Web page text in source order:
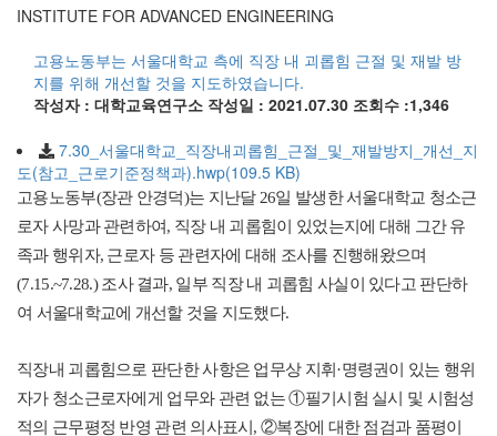
INSTITUTE FOR ADVANCED ENGINEERING
고용노동부는 서울대학교 측에 직장 내 괴롭힘 근절 및 재발 방
지를 위해 개선할 것을 지도하였습니다.
작성자 : 대학교육연구소 작성일 : 2021.07.30 조회수 :1,346
7.30_서울대학교_직장내괴롭힘_근절_및_재발방지_개선_지
도(참고_근로기준정책과).hwp(109.5 KB)
고용노동부(장관 안경덕)는 지난달 26일 발생한 서울대학교 청소근
로자 사망과 관련하여, 직장 내 괴롭힘이 있었는지에 대해 그간 유
족과 행위자, 근로자 등 관련자에 대해 조사를 진행해왔으며
(7.15.~7.28.) 조사 결과, 일부 직장 내 괴롭힘 사실이 있다고 판단하
여 서울대학교에 개선할 것을 지도했다.
직장내 괴롭힘으로 판단한 사항은 업무상 지휘·명령권이 있는 행위
자가 청소근로자에게 업무와 관련 없는 ①필기시험 실시 및 시험성
적의 근무평정 반영 관련 의사표시, ②복장에 대한 점검과 품평이